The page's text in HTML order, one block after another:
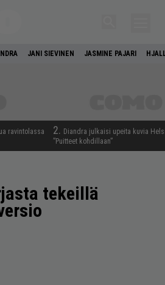
JANI SIEVINEN JASMINE PAJARI
ravintolassa
2. Diandra julkaisi upeita kuvia
”Puitteet kohdillaan”
tekeillä